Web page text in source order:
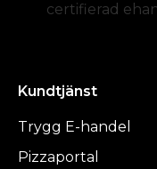
certifierad
Kundtjänst
Trygg E-handel
Pizzaportal